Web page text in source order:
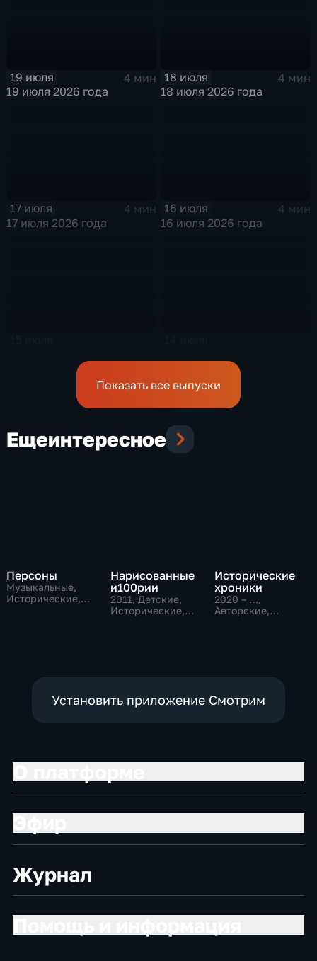
19 июля
4 мин
19 июля 2026 года
18 июля
4 мин
18 июля 2026 года
17 июля
4 мин
17 июля 2026 года
16 июля
4 мин
16 июля 2026 года
Показать все выпуски
Ещеинтересное
Персоны
Музыкальные,
Исторические,
Нарисованные
и100рии
2011, Детские,
Исторические,
Исторические
хроники
2020 – …,
Авторские,
Установить приложение Смотрим
Журнал